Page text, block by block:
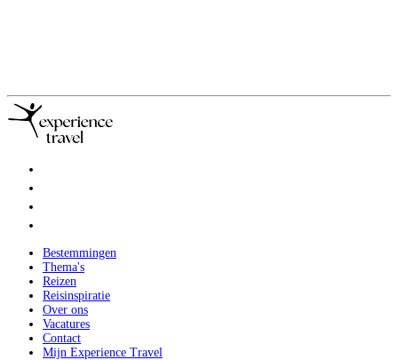
Bestemmingen
Thema's
Reizen
Reisinspiratie
Over ons
Vacatures
Contact
Mijn Experience Travel